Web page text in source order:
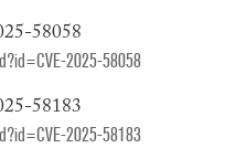
58058
2025-58058
58183
2025-58183